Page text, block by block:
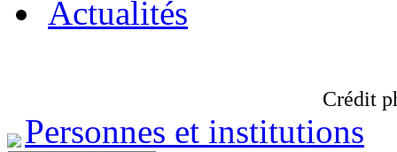
Actualités
Crédit
Personnes et institutions